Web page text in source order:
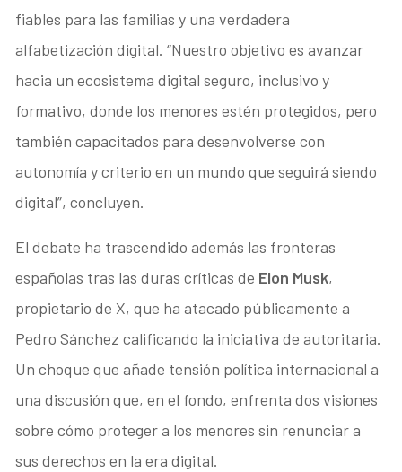
fiables para las familias y una verdadera
alfabetización digital. “Nuestro objetivo es avanzar
hacia un ecosistema digital seguro, inclusivo y
formativo, donde los menores estén protegidos, pero
también capacitados para desenvolverse con
autonomía y criterio en un mundo que seguirá siendo
digital”, concluyen.
El debate ha trascendido además las fronteras
españolas tras las duras críticas de Elon Musk,
propietario de X, que ha atacado públicamente a
Pedro Sánchez calificando la iniciativa de autoritaria.
Un choque que añade tensión política internacional a
una discusión que, en el fondo, enfrenta dos visiones
sobre cómo proteger a los menores sin renunciar a
sus derechos en la era digital.